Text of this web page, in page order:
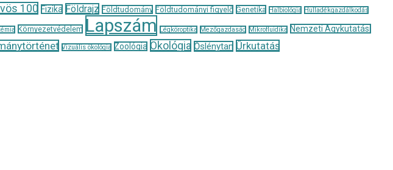
100 Fizika Földrajz Földtudomány Földtudományi figyelő Genetika Halbiológia Hulladékgazdálkodás
Környezetvédelem Lapszám Légköroptika Mezőgazdaság Mikrofluidika
Nemzeti Agykutatási
Vizuális ökológia Zoológia Ökológia Őslénytan Űrkutatás